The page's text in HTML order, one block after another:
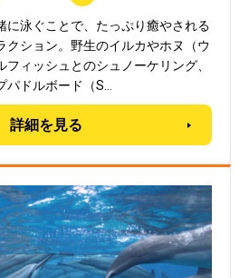
泳ぐことで、たっぷり癒やされる
クション。野生のイルカやホヌ（ウ
フィッシュとのシュノーケリング、
パドルボード（S…
詳細を見る